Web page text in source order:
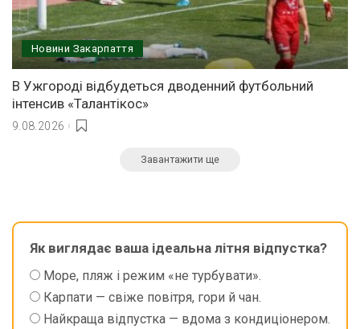
Новини Закарпаття
В Ужгороді відбудеться дводенний футбольний
інтенсив «Талантікос»
9.08.2026
Завантажити ще
Як виглядає ваша ідеальна літня відпустка?
Море, пляж і режим «не турбувати».
Карпати — свіже повітря, гори й чан.
Найкраща відпустка — вдома з кондиціонером.